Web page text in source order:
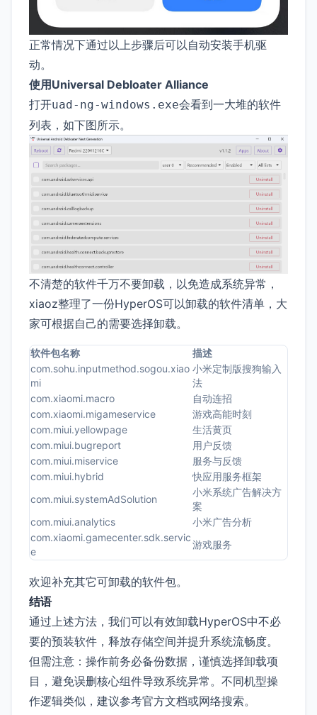
正常情况下通过以上步骤后可以自动安装手机驱
动。
使用Universal Debloater Alliance
打开uad-ng-windows.exe会看到一大堆的软件
列表，如下图所示。
不清楚的软件千万不要卸载，以免造成系统异常，
xiaoz整理了一份HyperOS可以卸载的软件清单，大
家可根据自己的需要选择卸载。
软件包名称
描述
com.sohu.inputmethod.sogou.xiao
mi
小米定制版搜狗输入
法
com.xiaomi.macro
自动连招
com.xiaomi.migameservice
游戏高能时刻
com.miui.yellowpage
生活黄页
com.miui.bugreport
用户反馈
com.miui.miservice
服务与反馈
com.miui.hybrid
快应用服务框架
com.miui.systemAdSolution
小米系统广告解决方
案
com.miui.analytics
小米广告分析
com.xiaomi.gamecenter.sdk.servic
e
游戏服务
欢迎补充其它可卸载的软件包。
结语
通过上述方法，我们可以有效卸载HyperOS中不必
要的预装软件，释放存储空间并提升系统流畅度。
但需注意：操作前务必备份数据，谨慎选择卸载项
目，避免误删核心组件导致系统异常。不同机型操
作逻辑类似，建议参考官方文档或网络搜索。